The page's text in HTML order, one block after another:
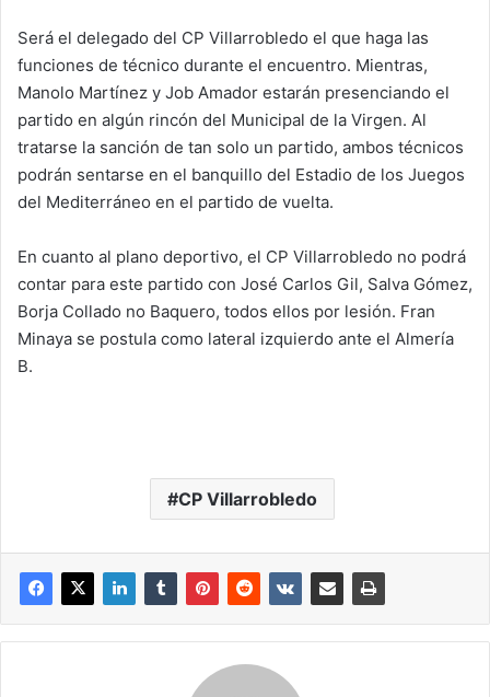
Será el delegado del CP Villarrobledo el que haga las
funciones de técnico durante el encuentro. Mientras,
Manolo Martínez y Job Amador estarán presenciando el
partido en algún rincón del Municipal de la Virgen. Al
tratarse la sanción de tan solo un partido, ambos técnicos
podrán sentarse en el banquillo del Estadio de los Juegos
del Mediterráneo en el partido de vuelta.
En cuanto al plano deportivo, el CP Villarrobledo no podrá
contar para este partido con José Carlos Gil, Salva Gómez,
Borja Collado no Baquero, todos ellos por lesión. Fran
Minaya se postula como lateral izquierdo ante el Almería
B.
CP Villarrobledo